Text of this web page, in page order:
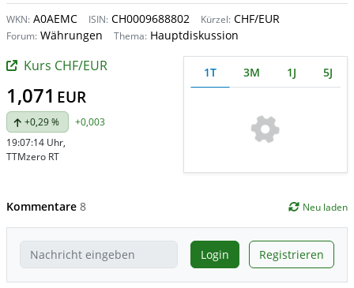
WKN: A0AEMC ISIN: CH0009688802 Kürzel: CHF/EUR
Forum: Währungen Thema: Hauptdiskussion
Kurs CHF/EUR
1,071 EUR
+0,29 %
+0,003
19:07:14 Uhr,
TTMzero RT
1T 3M 1J 5J
Kommentare 8 Neu laden
Login Registrieren